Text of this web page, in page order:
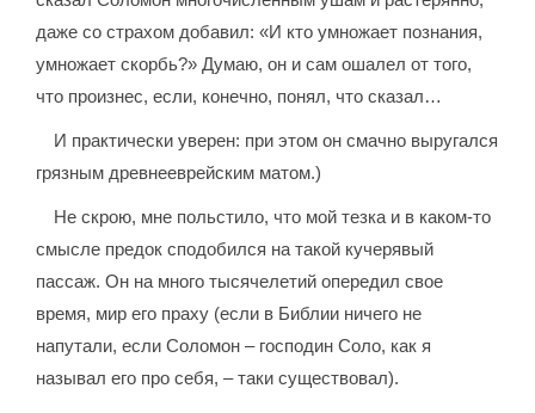
даже со страхом добавил: «И кто умножает познания,
умножает скорбь?» Думаю, он и сам ошалел от того,
что произнес, если, конечно, понял, что сказал…
И практически уверен: при этом он смачно выругался
грязным древнееврейским матом.)
Не скрою, мне польстило, что мой тезка и в каком-то
смысле предок сподобился на такой кучерявый
пассаж. Он на много тысячелетий опередил свое
время, мир его праху (если в Библии ничего не
напутали, если Соломон – господин Соло, как я
называл его про себя, – таки существовал).